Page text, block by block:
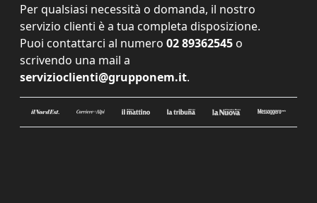
Per qualsiasi necessità o domanda, il nostro
servizio clienti è a tua completa disposizione.
Puoi contattarci al numero 02 89362545 o
scrivendo una mail a
servizioclienti@grupponem.it.